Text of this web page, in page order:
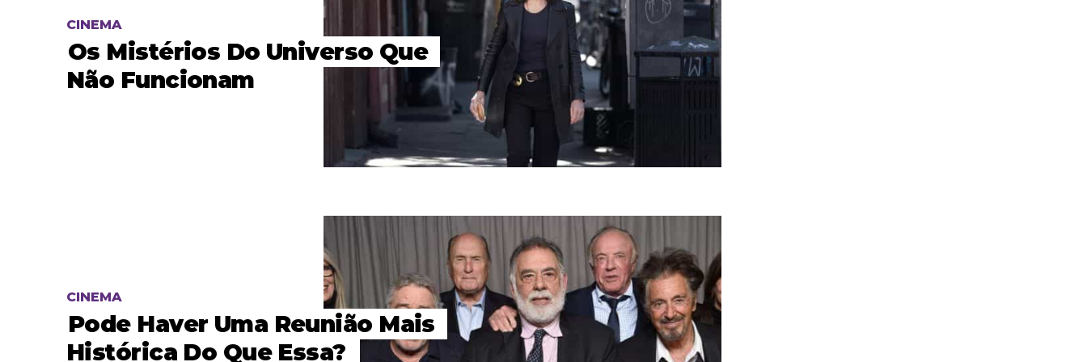
CINEMA
Os Mistérios Do Universo Que
Não Funcionam
CINEMA
Pode Haver Uma Reunião Mais
Histórica Do Que Essa?